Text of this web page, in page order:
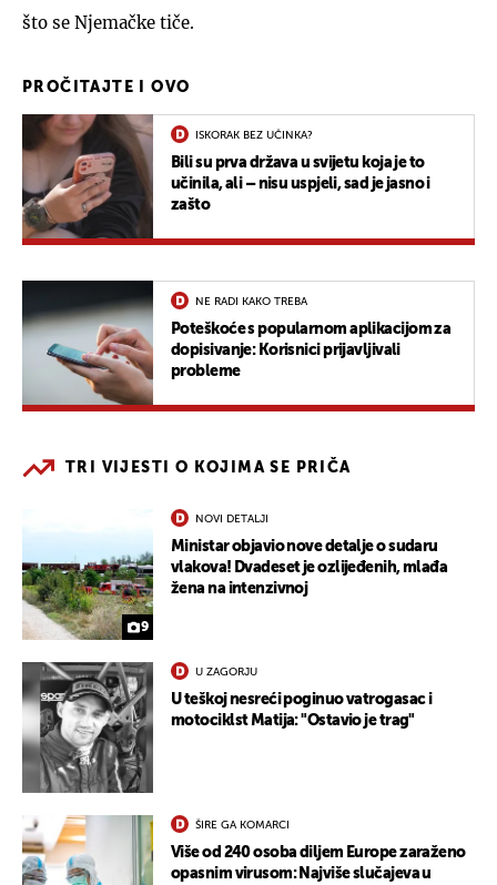
što se Njemačke tiče.
PROČITAJTE I OVO
ISKORAK BEZ UČINKA?
Bili su prva država u svijetu koja je to
učinila, ali – nisu uspjeli, sad je jasno i
zašto
NE RADI KAKO TREBA
Poteškoće s popularnom aplikacijom za
dopisivanje: Korisnici prijavljivali
probleme
TRI VIJESTI O KOJIMA SE PRIČA
9
NOVI DETALJI
Ministar objavio nove detalje o sudaru
vlakova! Dvadeset je ozlijeđenih, mlađa
žena na intenzivnoj
U ZAGORJU
U teškoj nesreći poginuo vatrogasac i
motociklst Matija: "Ostavio je trag"
ŠIRE GA KOMARCI
Više od 240 osoba diljem Europe zaraženo
opasnim virusom: Najviše slučajeva u